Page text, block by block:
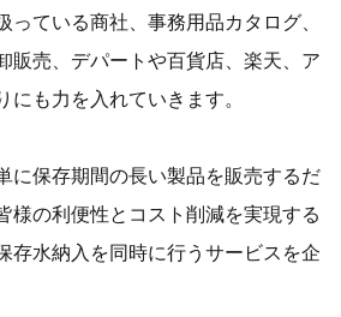
っている商社、事務用品カタログ、
販売、デパートや百貨店、楽天、ア
にも力を入れていきます。
に保存期間の長い製品を販売するだ
様の利便性とコスト削減を実現する
存水納入を同時に行うサービスを企